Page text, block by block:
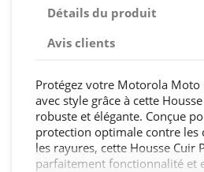
Détails du produit
Avis clients
Protégez votre Motorola Moto
avec style grâce à cette
robuste et élégante. Conçue
protection optimale contre les
les rayures, cette Housse Cuir
parfaitement fonctionnalité et